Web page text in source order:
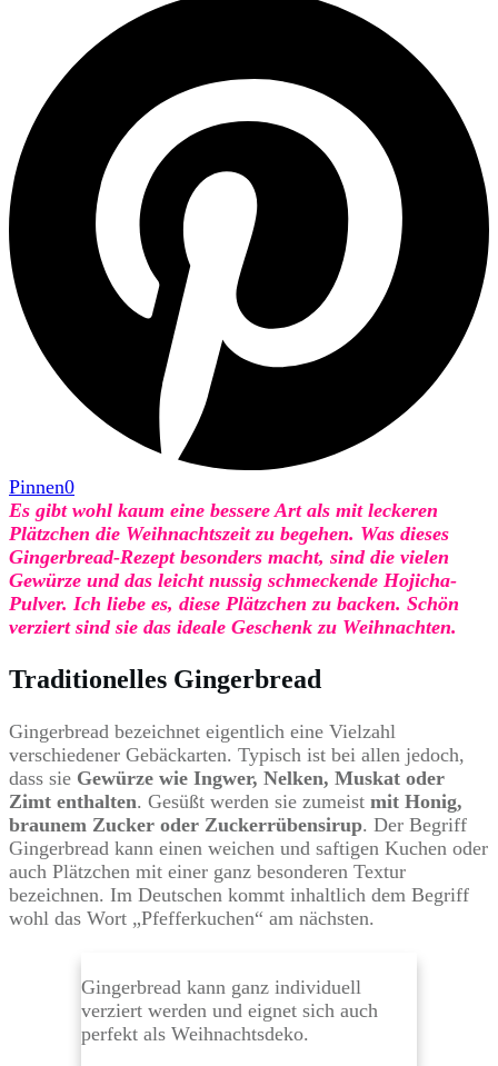
Pinnen0
Es gibt wohl kaum eine bessere Art als mit leckeren
Plätzchen die Weihnachtszeit zu begehen. Was dieses
Gingerbread-Rezept besonders macht, sind die vielen
Gewürze und das leicht nussig schmeckende Hojicha-
Pulver. Ich liebe es, diese Plätzchen zu backen. Schön
verziert sind sie das ideale Geschenk zu Weihnachten.
Traditionelles Gingerbread
Gingerbread bezeichnet eigentlich eine Vielzahl
verschiedener Gebäckarten. Typisch ist bei allen jedoch,
dass sie Gewürze wie Ingwer, Nelken, Muskat oder
Zimt enthalten. Gesüßt werden sie zumeist mit Honig,
braunem Zucker oder Zuckerrübensirup. Der Begriff
Gingerbread kann einen weichen und saftigen Kuchen oder
auch Plätzchen mit einer ganz besonderen Textur
bezeichnen. Im Deutschen kommt inhaltlich dem Begriff
wohl das Wort „Pfefferkuchen“ am nächsten.
Gingerbread kann ganz individuell
verziert werden und eignet sich auch
perfekt als Weihnachtsdeko.